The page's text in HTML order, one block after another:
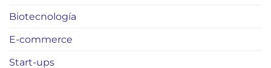
Biotecnología
E-commerce
Start-ups